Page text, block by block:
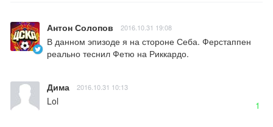
Антон Солопов 2016.10.31 19:08
В данном эпизоде я на стороне Себа. Ферстаппен
реально теснил Фетю на Риккардо.
Дима 2016.10.31 10:13
Lol 1